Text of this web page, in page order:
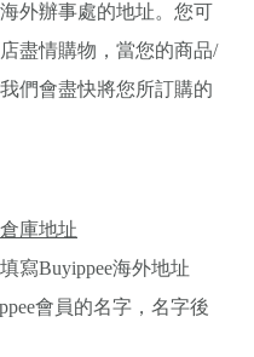
外辦事處的地址。您可
盡情購物，當您的商品/
們會盡快將您所訂購的
庫地址
寫Buyippee海外地址
會員的名字，名字後